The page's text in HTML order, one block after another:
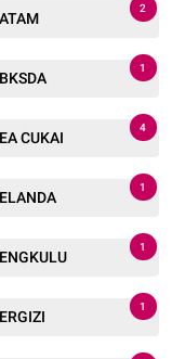
2
1
CUKAI
4
1
1
1